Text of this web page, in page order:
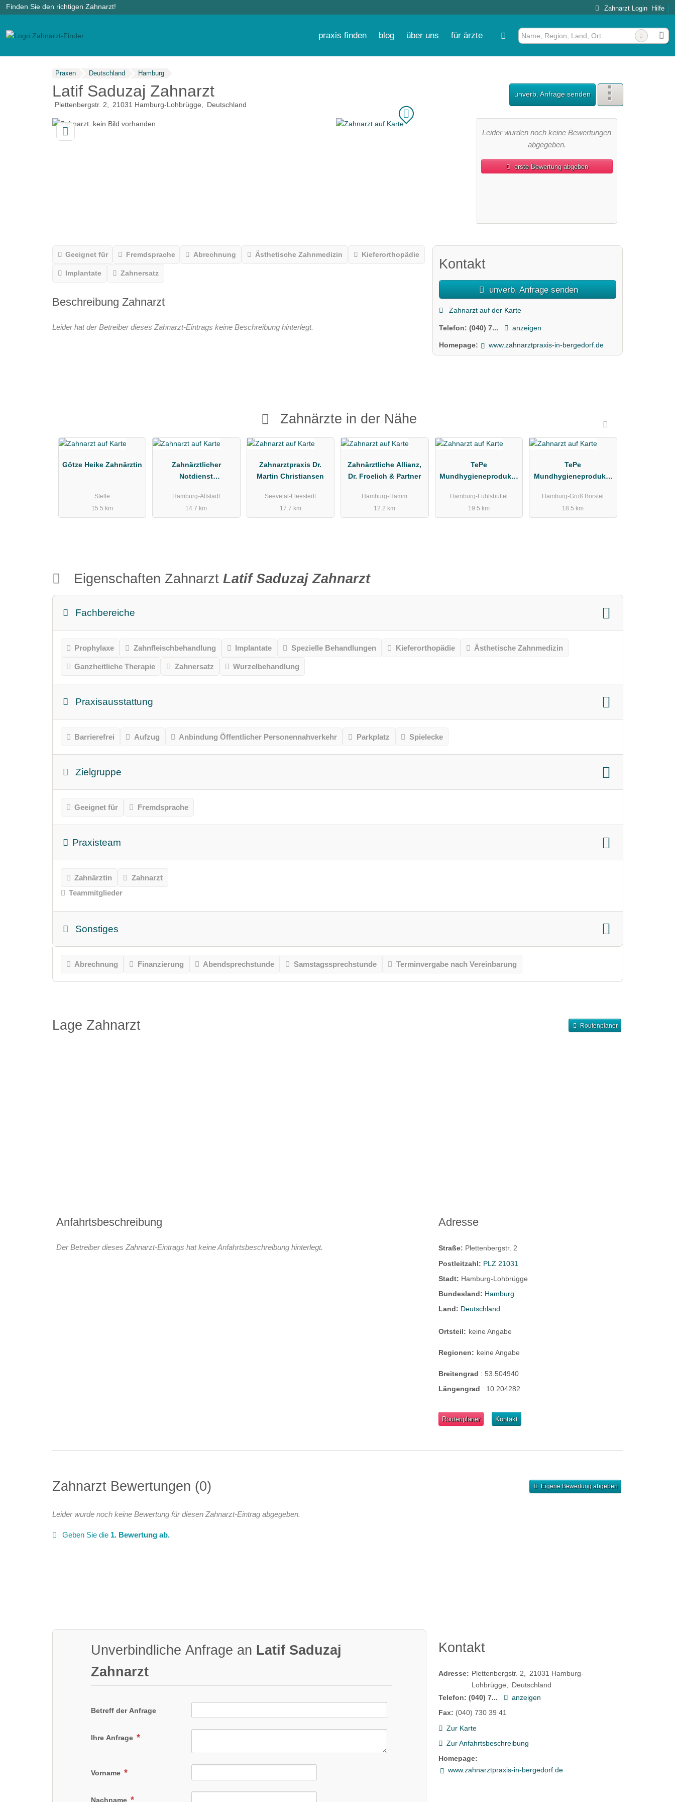
Finden Sie den richtigen Zahnarzt! Zahnarzt Login Hilfe
praxis finden blog über uns für ärzte
Praxen Deutschland Hamburg
Latif Saduzaj Zahnarzt
Plettenbergstr. 2 21031 Hamburg-Lohbrügge Deutschland
unverb. Anfrage senden
Leider wurden noch keine Bewertungen
abgegeben.
erste Bewertung abgeben
Geeignet für Fremdsprache Abrechnung Ästhetische Zahnmedizin Kieferorthopädie
Implantate Zahnersatz
Beschreibung Zahnarzt
Leider hat der Betreiber dieses Zahnarzt-Eintrags keine Beschreibung hinterlegt.
Kontakt
unverb. Anfrage senden
Zahnarzt auf der Karte
Telefon:(040) 7... anzeigen
Homepage: www.zahnarztpraxis-in-bergedorf.de
Zahnärzte in der Nähe
Götze Heike Zahnärztin
Stelle
15.5 km
Zahnärztlicher
Notdienst
Vereinigung Hamburg
Hamburg-Altstadt
14.7 km
Zahnarztpraxis Dr.
Martin Christiansen
Seevetal-Fleestedt
17.7 km
Zahnärztliche Allianz,
Dr. Froelich & Partner
Hamburg-Hamm
12.2 km
TePe
Mundhygieneprodukte
Zahnärztebedarf
Hamburg-Fuhlsbüttel
19.5 km
TePe
Mundhygieneprodukte
Zahnärztebedarf
Apothekerbedarf
Hamburg-Groß Borstel
18.5 km
Eigenschaften ZahnarztLatif Saduzaj Zahnarzt
Fachbereiche
Prophylaxe Zahnfleischbehandlung Implantate Spezielle Behandlungen Kieferorthopädie Ästhetische Zahnmedizin
Ganzheitliche Therapie Zahnersatz Wurzelbehandlung
Praxisausstattung
Barrierefrei Aufzug Anbindung Öffentlicher Personennahverkehr Parkplatz Spielecke
Zielgruppe
Geeignet für Fremdsprache
Praxisteam
Zahnärztin
Zahnarzt
Teammitglieder
Sonstiges
Abrechnung Finanzierung Abendsprechstunde Samstagssprechstunde Terminvergabe nach Vereinbarung
Lage Zahnarzt Routenplaner
Anfahrtsbeschreibung
Der Betreiber dieses Zahnarzt-Eintrags hat keine Anfahrtsbeschreibung hinterlegt.
Adresse
Straße: Plettenbergstr. 2
Postleitzahl: PLZ 21031
Stadt: Hamburg-Lohbrügge
Bundesland: Hamburg
Land: Deutschland
Ortsteil: keine Angabe
Regionen: keine Angabe
Breitengrad :53.504940
Längengrad : 10.204282
Routenplaner Kontakt
Zahnarzt Bewertungen 0 Eigene Bewertung abgeben
Leider wurde noch keine Bewertung für diesen Zahnarzt-Eintrag abgegeben.
Geben Sie die 1. Bewertung ab.
Unverbindliche Anfrage an Latif Saduzaj
Zahnarzt
Betreff der Anfrage
Ihre Anfrage
Vorname
Nachname
Kontakt
Adresse: Plettenbergstr. 2 21031 Hamburg-
Lohbrügge
Deutschland
Telefon: (040) 7...
anzeigen
Fax: (040) 730 39 41
Zur Karte
Zur Anfahrtsbeschreibung
Homepage:
www.zahnarztpraxis-in-bergedorf.de